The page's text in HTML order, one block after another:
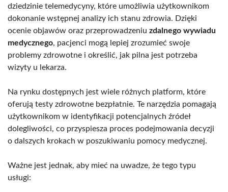
dziedzinie telemedycyny, które umożliwia użytkownikom
dokonanie wstępnej analizy ich stanu zdrowia. Dzięki
ocenie objawów oraz przeprowadzeniu zdalnego wywiadu
medycznego, pacjenci mogą lepiej zrozumieć swoje
problemy zdrowotne i określić, jak pilna jest potrzeba
wizyty u lekarza.
Na rynku dostępnych jest wiele różnych platform, które
oferują testy zdrowotne bezpłatnie. Te narzędzia pomagają
użytkownikom w identyfikacji potencjalnych źródeł
dolegliwości, co przyspiesza proces podejmowania decyzji
o dalszych krokach w poszukiwaniu pomocy medycznej.
Ważne jest jednak, aby mieć na uwadze, że tego typu
usługi: